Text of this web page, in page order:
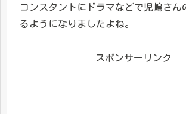
コンスタントにドラマなどで児嶋さん
るようになりましたよね。
スポンサーリンク